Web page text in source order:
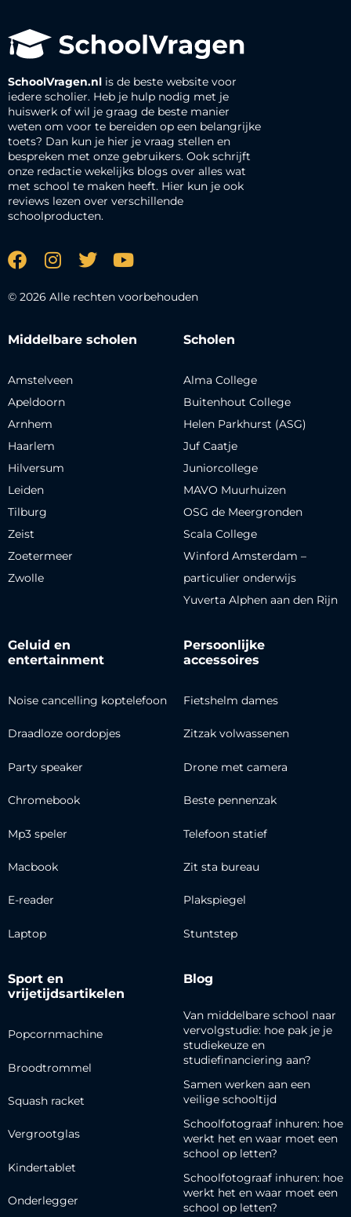
SchoolVragen.nl is de beste website voor
iedere scholier. Heb je hulp nodig met je
huiswerk of wil je graag de beste manier
weten om voor te bereiden op een belangrijke
toets? Dan kun je hier je vraag stellen en
bespreken met onze gebruikers. Ook schrijft
onze redactie wekelijks blogs over alles wat
met school te maken heeft. Hier kun je ook
reviews lezen over verschillende
schoolproducten.
© 2026 Alle rechten voorbehouden
Middelbare scholen
Amstelveen
Apeldoorn
Arnhem
Haarlem
Hilversum
Leiden
Tilburg
Zeist
Zoetermeer
Zwolle
Scholen
Alma College
Buitenhout College
Helen Parkhurst (ASG)
Juf Caatje
Juniorcollege
MAVO Muurhuizen
OSG de Meergronden
Scala College
Winford Amsterdam –
particulier onderwijs
Yuverta Alphen aan den Rijn
Geluid en
entertainment
Noise cancelling koptelefoon
Draadloze oordopjes
Party speaker
Chromebook
Mp3 speler
Macbook
E-reader
Laptop
Persoonlijke
accessoires
Fietshelm dames
Zitzak volwassenen
Drone met camera
Beste pennenzak
Telefoon statief
Zit sta bureau
Plakspiegel
Stuntstep
Sport en
vrijetijdsartikelen
Popcornmachine
Broodtrommel
Squash racket
Vergrootglas
Kindertablet
Onderlegger
Blog
Van middelbare school naar
vervolgstudie: hoe pak je je
studiekeuze en
studiefinanciering aan?
Samen werken aan een
veilige schooltijd
Schoolfotograaf inhuren: hoe
werkt het en waar moet een
school op letten?
Schoolfotograaf inhuren: hoe
werkt het en waar moet een
school op letten?